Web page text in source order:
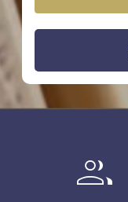
group